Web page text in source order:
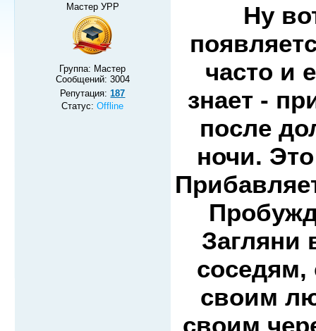
Мастер УРР
Группа: Мастер
Сообщений: 3004
Репутация:187
Статус:Offline
Ну
часто и
знает -
после
ночи.
Загляни
своим
своим